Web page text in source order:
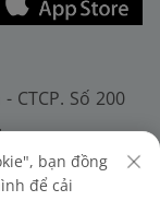
CTCP. Số 200
(+84-24)
bạn đồng
để cải